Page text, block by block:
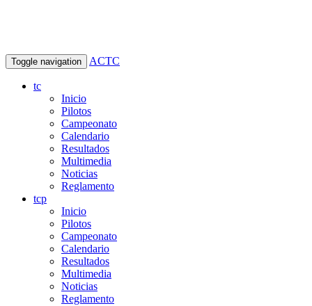
Toggle navigation ACTC
tc
Inicio
Pilotos
Campeonato
Calendario
Resultados
Multimedia
Noticias
Reglamento
tcp
Inicio
Pilotos
Campeonato
Calendario
Resultados
Multimedia
Noticias
Reglamento